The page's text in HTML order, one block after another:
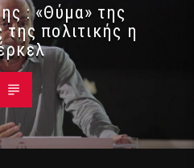
: «Θύμα» της
πολιτικής η